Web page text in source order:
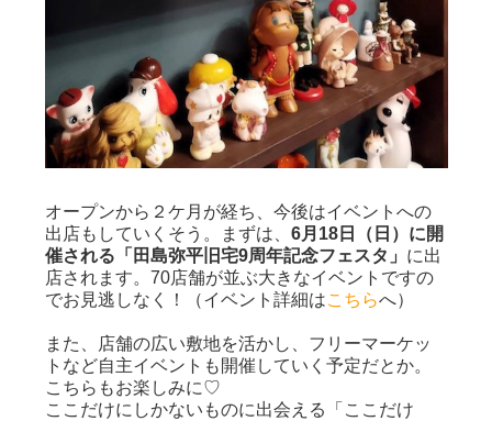
オープンから２ケ月が経ち、今後はイベントへの
出店もしていくそう。まずは、 6月18日（日）に開
催される「田島弥平旧宅9周年記念フェスタ」 に出
店されます。70店舗が並ぶ大きなイベントですの
でお見逃しなく！（イベント詳細はこちらへ）
また、店舗の広い敷地を活かし、フリーマーケッ
トなど自主イベントも開催していく予定だとか。
こちらもお楽しみに♡
ここだけにしかないものに出会える「ここだけ